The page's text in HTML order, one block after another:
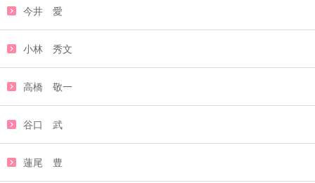
今井 愛
小林 秀文
高橋 敬一
谷口 武
蓮尾 豊